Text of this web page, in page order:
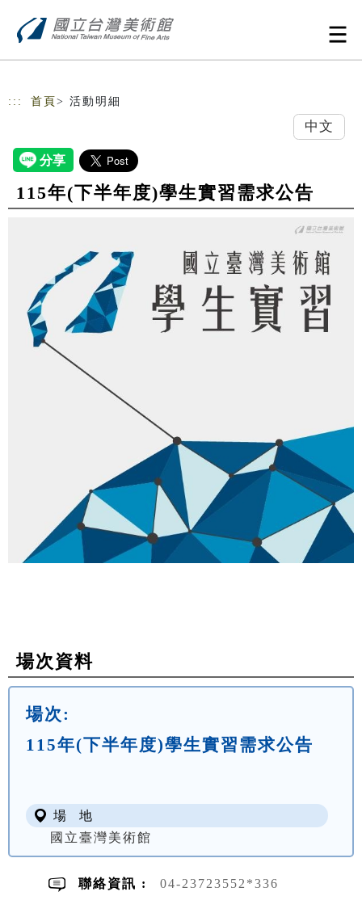
::: 首頁 > 活動明細
中文
115年(下半年度)學生實習需求公告
場次資料
場次:
115年(下半年度)學生實習需求公告
場 地
國立臺灣美術館
聯絡資訊 : 04-23723552*336